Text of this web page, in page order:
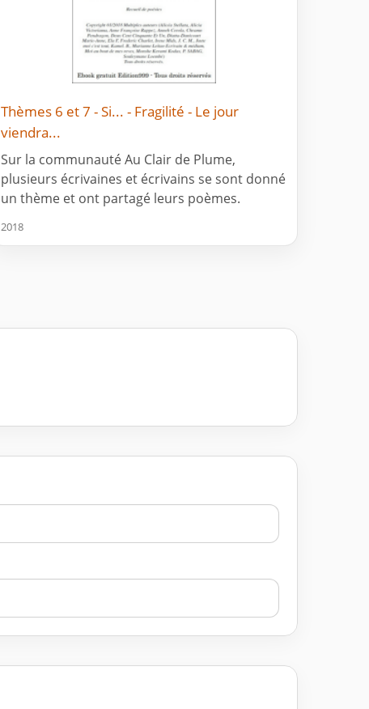
Thèmes 6 et 7 - Si... - Fragilité - Le jour
viendra...
Sur la communauté Au Clair de Plume,
plusieurs écrivaines et écrivains se sont donné
un thème et ont partagé leurs poèmes.
2018